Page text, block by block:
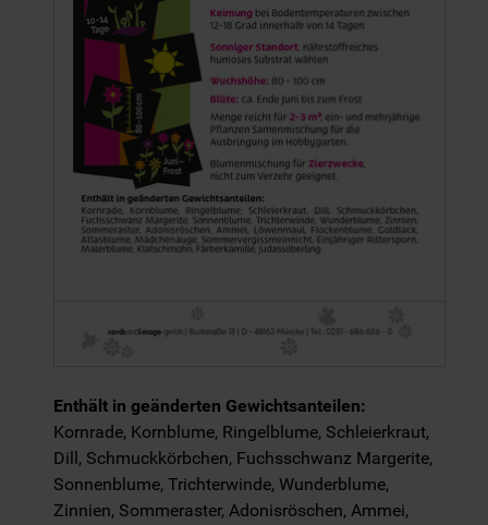
Enthält in geänderten Gewichtsanteilen:
Kornrade, Kornblume, Ringelblume, Schleierkraut,
Dill, Schmuckkörbchen, Fuchsschwanz Margerite,
Sonnenblume, Trichterwinde, Wunderblume,
Zinnien, Sommeraster, Adonisröschen, Ammei,